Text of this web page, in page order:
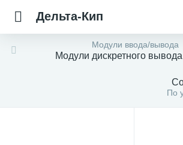
Дельта-Кип
Модули ввода/вывода
Модули дискретного
По